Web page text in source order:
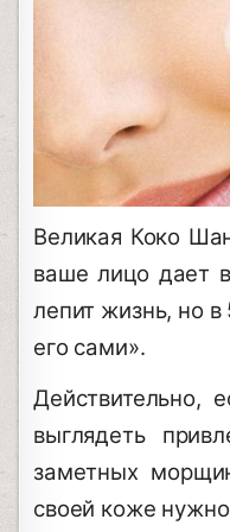
Великая Коко
ваше лицо дает
лепит жизнь, но
его сами».
Действительно,
выглядеть
заметных
своей коже